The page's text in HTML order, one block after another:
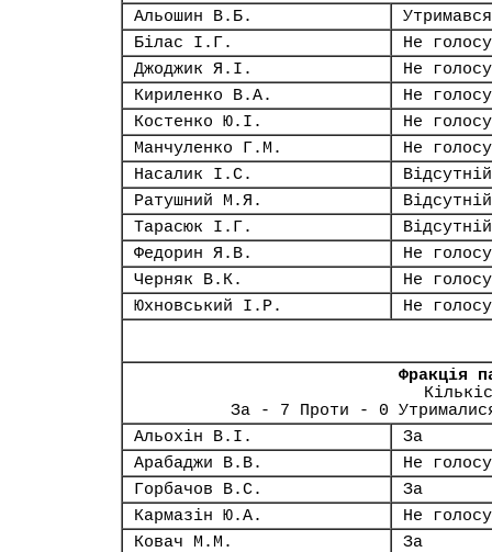
Альошин В.Б.
Утримався
Білас І.Г.
Не
Джоджик Я.І.
Не
Кириленко В.А.
Не
Костенко Ю.І.
Не
Манчуленко Г.М.
Не
Насалик І.С.
Відсутній
Ратушний М.Я.
Відсутній
Тарасюк І.Г.
Відсутній
Федорин Я.В.
Не
Черняк В.К.
Не
Юхновський І.Р.
Не
Фракція
За - 7 Проти - 0
Альохін В.І.
За
Арабаджи В.В.
Не
Горбачов В.С.
За
Кармазін Ю.А.
Не
Ковач М.М.
За